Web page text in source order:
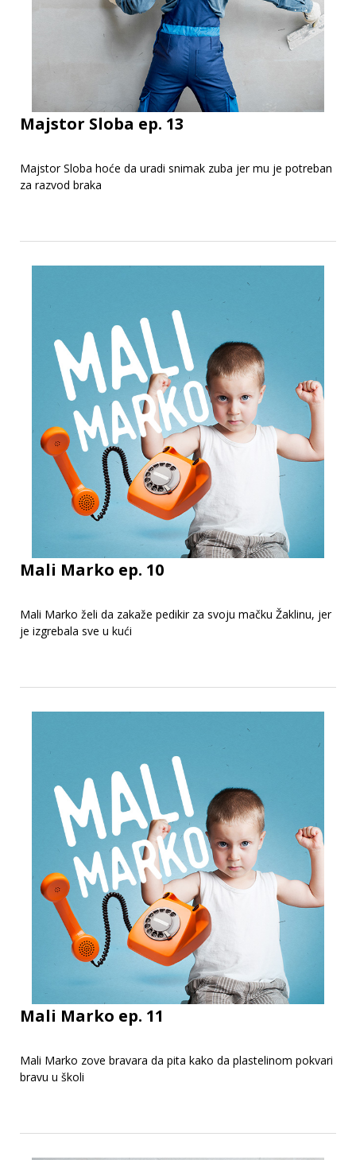
Majstor Sloba ep. 13
Majstor Sloba hoće da uradi snimak zuba jer mu je potreban
za razvod braka
Mali Marko ep. 10
Mali Marko želi da zakaže pedikir za svoju mačku Žaklinu, jer
je izgrebala sve u kući
Mali Marko ep. 11
Mali Marko zove bravara da pita kako da plastelinom pokvari
bravu u školi